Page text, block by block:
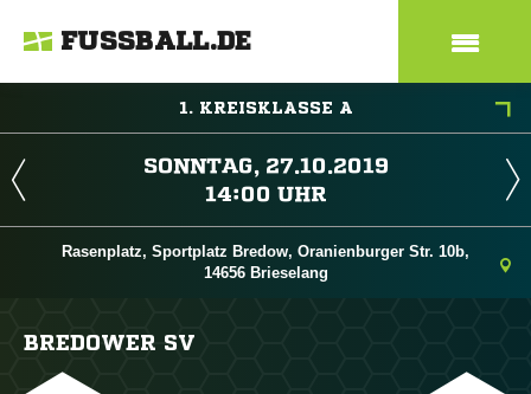
FUSSBALL.DE
1. KREISKLASSE A
 
 
Rasenplatz, Sportplatz Bredow, Oranienburger Str. 10b,
14656 Brieselang
BREDOWER SV